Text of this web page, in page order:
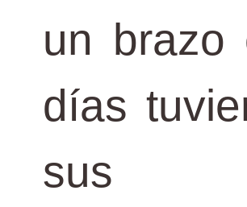
un brazo
días
sus